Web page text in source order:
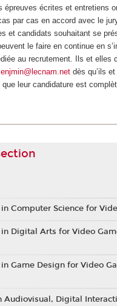
épreuves écrites et entretiens
par cas en accord avec le
et candidats souhaitant se
le faire en continue en
au recrutement. Ils et elles
dès qu’ils
que leur candidature est
in Computer Science for
in Digital Arts for Video
Game Design for Video
Audiovisual, Digital